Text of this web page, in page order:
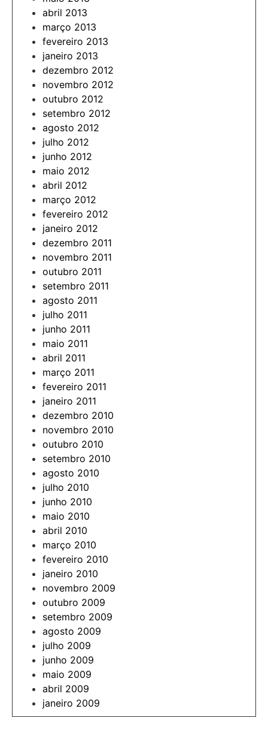
abril 2013
março 2013
fevereiro 2013
janeiro 2013
dezembro 2012
novembro 2012
outubro 2012
setembro 2012
agosto 2012
julho 2012
junho 2012
maio 2012
abril 2012
março 2012
fevereiro 2012
janeiro 2012
dezembro 2011
novembro 2011
outubro 2011
setembro 2011
agosto 2011
julho 2011
junho 2011
maio 2011
abril 2011
março 2011
fevereiro 2011
janeiro 2011
dezembro 2010
novembro 2010
outubro 2010
setembro 2010
agosto 2010
julho 2010
junho 2010
maio 2010
abril 2010
março 2010
fevereiro 2010
janeiro 2010
novembro 2009
outubro 2009
setembro 2009
agosto 2009
julho 2009
junho 2009
maio 2009
abril 2009
janeiro 2009